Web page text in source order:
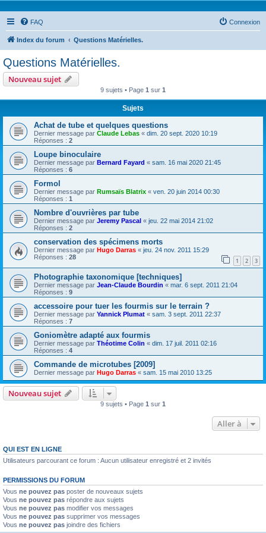
FAQ Connexion
Index du forum Questions Matérielles.
Questions Matérielles.
Nouveau sujet
9 sujets • Page 1 sur 1
Sujets
Achat de tube et quelques questions
Dernier message par Claude Lebas « dim. 20 sept. 2020 10:19
Réponses : 2
Loupe binoculaire
Dernier message par Bernard Fayard « sam. 16 mai 2020 21:45
Réponses : 6
Formol
Dernier message par Rumsaïs Blatrix « ven. 20 juin 2014 00:30
Réponses : 1
Nombre d'ouvrières par tube
Dernier message par Jeremy Pascal « jeu. 22 mai 2014 21:02
Réponses : 2
conservation des spécimens morts
Dernier message par Hugo Darras « jeu. 24 nov. 2011 15:29
Réponses : 28 1 2 3
Photographie taxonomique [techniques]
Dernier message par Jean-Claude Bourdin « mar. 6 sept. 2011 21:04
Réponses : 9
accessoire pour tuer les fourmis sur le terrain ?
Dernier message par Yannick Plumat « sam. 3 sept. 2011 22:37
Réponses : 7
Goniomètre adapté aux fourmis
Dernier message par Théotime Colin « dim. 17 juil. 2011 02:16
Réponses : 4
Commande de microtubes [2009]
Dernier message par Hugo Darras « sam. 15 mai 2010 13:25
Nouveau sujet
9 sujets • Page 1 sur 1
Aller à
QUI EST EN LIGNE
Utilisateurs parcourant ce forum : Aucun utilisateur enregistré et 2 invités
PERMISSIONS DU FORUM
Vous ne pouvez pas poster de nouveaux sujets
Vous ne pouvez pas répondre aux sujets
Vous ne pouvez pas modifier vos messages
Vous ne pouvez pas supprimer vos messages
Vous ne pouvez pas joindre des fichiers